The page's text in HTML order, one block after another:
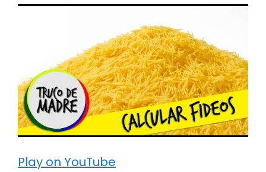
Play on YouTube